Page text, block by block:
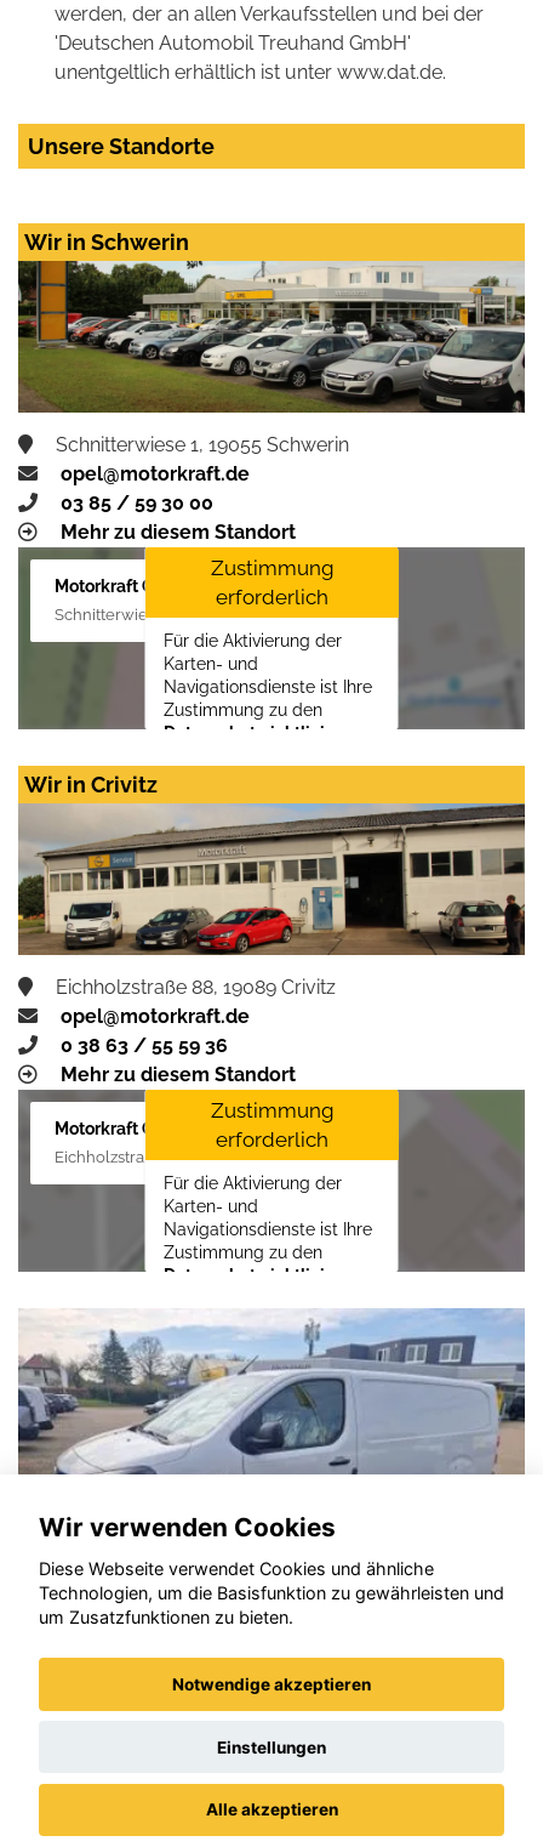
werden, der an allen Verkaufsstellen und bei der
'Deutschen Automobil Treuhand GmbH'
unentgeltlich erhältlich ist unter www.dat.de.
Unsere Standorte
Wir in Schwerin
Schnitterwiese 1, 19055 Schwerin
opel@motorkraft.de
03 85 / 59 30 00
Mehr zu diesem Standort
Motorkraft GmbH
Schnitterwiese 1, 19055 Schwerin
Zustimmung
erforderlich
Für die Aktivierung der
Karten- und
Navigationsdienste ist Ihre
Zustimmung zu den
Datenschutzrichtlinien
Zustimmen und
aktivieren
Wir in Crivitz
Eichholzstraße 88, 19089 Crivitz
opel@motorkraft.de
0 38 63 / 55 59 36
Mehr zu diesem Standort
Motorkraft GmbH
Eichholzstraße 88, 19089 Crivitz
Zustimmung
erforderlich
Für die Aktivierung der
Karten- und
Navigationsdienste ist Ihre
Zustimmung zu den
Datenschutzrichtlinien
LLCerforderlich.
Zustimmen und
aktivieren
Opel Vivaro
Wir verwenden Cookies
Diese Webseite verwendet Cookies und ähnliche
Technologien, um die Basisfunktion zu gewährleisten und
um Zusatzfunktionen zu bieten.
Notwendige akzeptieren
Einstellungen
Alle akzeptieren